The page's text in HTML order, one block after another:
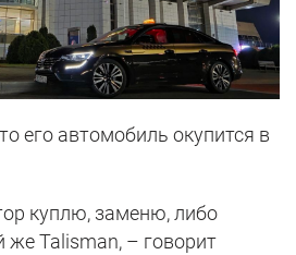
его автомобиль окупится в
куплю, заменю, либо
же Talisman, – говорит